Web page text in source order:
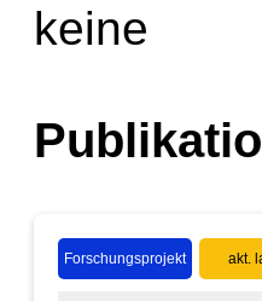
keine
Forschungsprojekt akt.